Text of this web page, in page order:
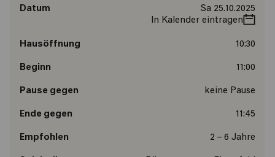
Datum
Sa 25.10.2025
In Kalender eintragen
Hausöffnung 10:30
Beginn 11:00
Pause gegen keine Pause
Ende gegen 11:45
Empfohlen 2 – 6 Jahre